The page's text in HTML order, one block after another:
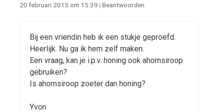
20 februari 2015 om 15:39 | Beantwoorden
Bij een vriendin heb ik een stukje geproefd.
Heerlijk. Nu ga ik hem zelf maken.
Een vraag, kan je i.p.v. honing ook ahornsiroop
gebruiken?
Is ahornsiroop zoeter dan honing?
Yvon